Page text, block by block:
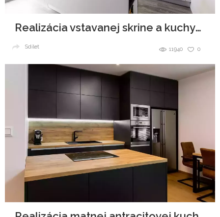
Realizácia vstavanej skrine a kuchynskej linky
0
11940
Sdílet